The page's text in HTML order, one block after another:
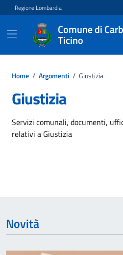
Vai ai contenuti
Vai al footer
Regione Lombardia
Comune di
Ticino
Home / Argomenti / Giustizia
Giustizia
Dettagli
Servizi comunali, documenti,
relativi a Giustizia
Novità